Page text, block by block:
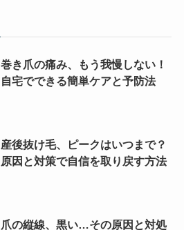
巻き爪の痛み、もう我慢しない！
自宅でできる簡単ケアと予防法
産後抜け毛、ピークはいつまで？
原因と対策で自信を取り戻す方法
爪の縦線、黒い…その原因と対処